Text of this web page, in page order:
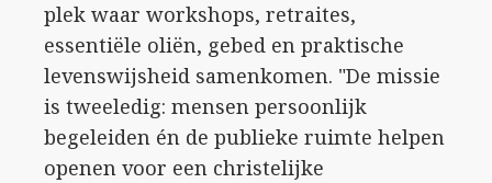
plek waar workshops, retraites,
essentiële oliën, gebed en praktische
levenswijsheid samenkomen. "De missie
is tweeledig: mensen persoonlijk
begeleiden én de publieke ruimte helpen
openen voor een christelijke